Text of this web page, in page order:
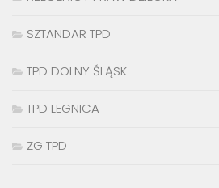
SZTANDAR TPD
TPD DOLNY ŚLĄSK
TPD LEGNICA
ZG TPD